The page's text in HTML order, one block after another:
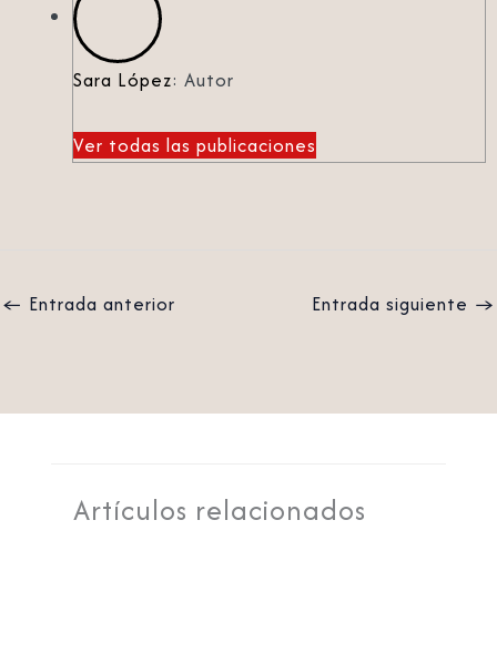
Sara López: Autor
Ver todas las publicaciones
← Entrada anterior Entrada siguiente →
Artículos relacionados